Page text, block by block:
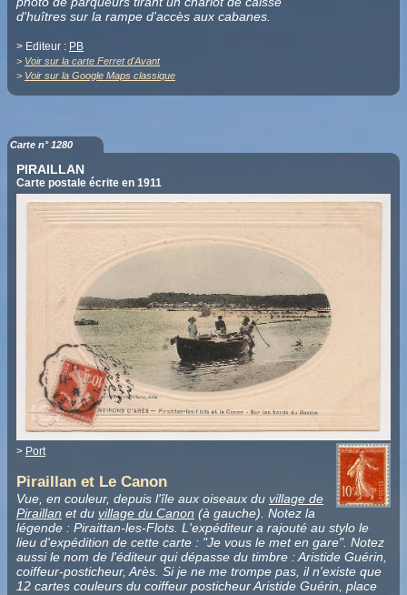
d'huîtres sur la rampe d'accès aux cabanes.
> Editeur : PB
> Voir sur la carte Ferret d'Avant
> Voir sur la Google Maps classique
Carte n° 1280
PIRAILLAN
Carte postale écrite en 1911
> Port
Piraillan et Le Canon
Vue, en couleur, depuis l'île aux oiseaux du village de
Piraillan et du village du Canon (à gauche). Notez la
légende : Piraittan-les-Flots. L'expéditeur a rajouté au stylo le
lieu d'expédition de cette carte : "Je vous le met en gare". Notez
aussi le nom de l'éditeur qui dépasse du timbre : Aristide Guérin,
coiffeur-posticheur, Arès. Si je ne me trompe pas, il n'existe que
12 cartes couleurs du coiffeur posticheur Aristide Guérin, place